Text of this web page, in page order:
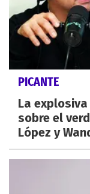
PICANTE
La
sobre el
López y